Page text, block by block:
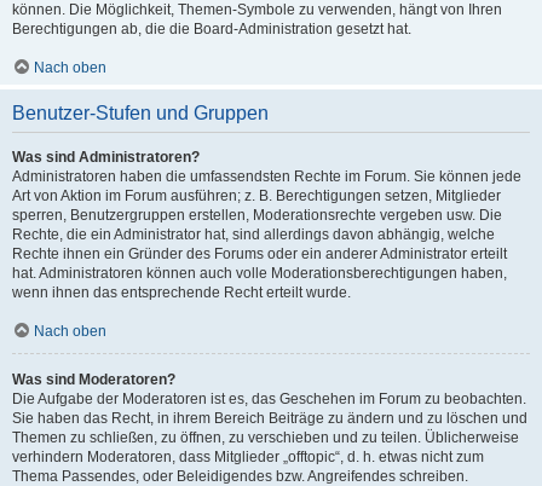
können. Die Möglichkeit, Themen-Symbole zu verwenden, hängt von Ihren
Berechtigungen ab, die die Board-Administration gesetzt hat.
Nach oben
Benutzer-Stufen und Gruppen
Was sind Administratoren?
Administratoren haben die umfassendsten Rechte im Forum. Sie können jede
Art von Aktion im Forum ausführen; z. B. Berechtigungen setzen, Mitglieder
sperren, Benutzergruppen erstellen, Moderationsrechte vergeben usw. Die
Rechte, die ein Administrator hat, sind allerdings davon abhängig, welche
Rechte ihnen ein Gründer des Forums oder ein anderer Administrator erteilt
hat. Administratoren können auch volle Moderationsberechtigungen haben,
wenn ihnen das entsprechende Recht erteilt wurde.
Nach oben
Was sind Moderatoren?
Die Aufgabe der Moderatoren ist es, das Geschehen im Forum zu beobachten.
Sie haben das Recht, in ihrem Bereich Beiträge zu ändern und zu löschen und
Themen zu schließen, zu öffnen, zu verschieben und zu teilen. Üblicherweise
verhindern Moderatoren, dass Mitglieder „offtopic“, d. h. etwas nicht zum
Thema Passendes, oder Beleidigendes bzw. Angreifendes schreiben.